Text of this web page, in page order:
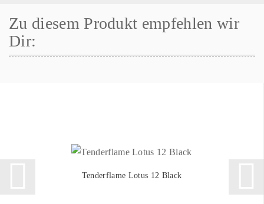
Zu diesem Produkt empfehlen wir
Dir:
Tenderflame Lotus 12 Black